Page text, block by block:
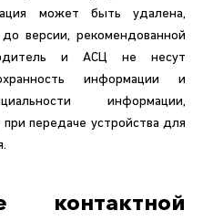
может быть удалена,
версии, рекомендованной
и АСЦ не несут
информации и
информации,
передаче устройства для
контактной